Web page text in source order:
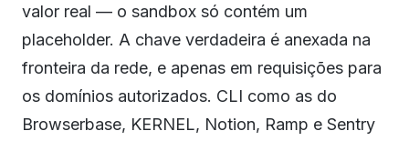
valor real — o sandbox só contém um
placeholder. A chave verdadeira é anexada na
fronteira da rede, e apenas em requisições para
os domínios autorizados. CLI como as do
Browserbase, KERNEL, Notion, Ramp e Sentry